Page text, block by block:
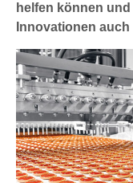
helfen können
Innovationen